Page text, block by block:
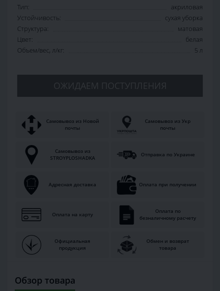
Тип:
акриловая
Устойчивость:
сухая уборка
Структура:
матовая
Цвет:
белая
Объем/вес, л/кг:
5 л
ОЖИДАЕМ ПОСТУПЛЕНИЯ
Самовывоз из Новой
почты
Самовывоз из Укр
почты
Самовывоз из
STROYPLOSHADKA
Отправка по Украине
Адресная доставка Оплата при получении
Оплата на карту
Оплата по
безналичному расчету
Официальная
продукция
Обмен и возврат
товара
Обзор товара